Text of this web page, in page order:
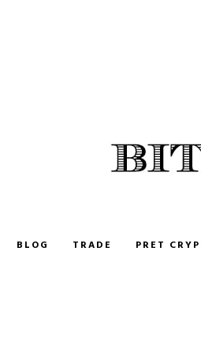
SI VINDE BITCOIN
BLOG TRADE PRET